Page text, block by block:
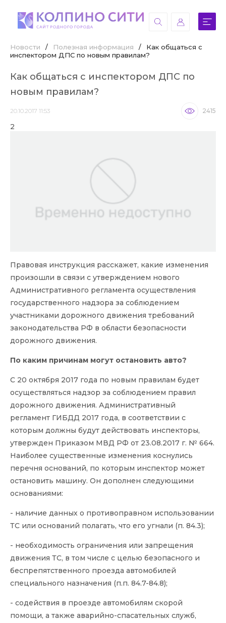
Новости / Полезная информация /
Как общаться с
инспектором ДПС по новым правилам?
Как общаться с инспектором ДПС по
новым правилам?
20.10.2017 11:53 2415
2
Правовая инструкция расскажет, какие изменения
произошли в связи с утверждением нового
Административного регламента осуществления
государственного надзора за соблюдением
участниками дорожного движения требований
законодательства РФ в области безопасности
дорожного движения.
По каким причинам могут остановить авто?
С 20 октября 2017 года по новым правилам будет
осуществляться надзор за соблюдением правил
дорожного движения. Административный
регламент ГИБДД 2017 года, в соответствии с
которым должны будут действовать инспекторы,
утвержден Приказом МВД РФ от 23.08.2017 г. № 664.
Наиболее существенные изменения коснулись
перечня оснований, по которым инспектор может
остановить машину. Он дополнен следующими
основаниями:
- наличие данных о противоправном использовании
ТС или оснований полагать, что его угнали (п. 84.3);
- необходимость ограничения или запрещения
движения ТС, в том числе с целью безопасного и
беспрепятственного проезда автомобилей
специального назначения (п.п. 84.7-84.8);
- содействия в проезде автомобилям скорой
помощи, а также аварийно-спасательных служб,